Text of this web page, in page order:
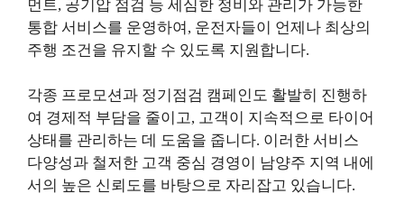
먼트, 공기압 점검 등 세심한 정비와 관리가 가능한
통합 서비스를 운영하여, 운전자들이 언제나 최상의
주행 조건을 유지할 수 있도록 지원합니다.
각종 프로모션과 정기점검 캠페인도 활발히 진행하
여 경제적 부담을 줄이고, 고객이 지속적으로 타이어
상태를 관리하는 데 도움을 줍니다. 이러한 서비스
다양성과 철저한 고객 중심 경영이 남양주 지역 내에
서의 높은 신뢰도를 바탕으로 자리잡고 있습니다.